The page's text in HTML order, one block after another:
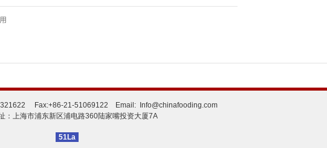
Fax:+86-21-51069122 Email: Info@chinafooding.com
：上海市浦东新区浦电路360陆家嘴投资大厦7A
51La